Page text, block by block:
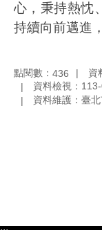
心，秉持熱忱
持續向前邁進
點閱數： 436
資
資料檢視：
資料維護：臺